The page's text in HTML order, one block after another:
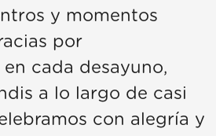
y momentos
por
cada desayuno,
a lo largo de casi
con alegría y